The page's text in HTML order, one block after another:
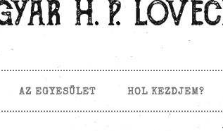
AZ EGYESÜLET HOL KEZDJEM?